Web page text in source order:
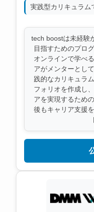
実践型カリキュラム
tech boostは未経験
目指すためのプロ
オンラインで学べ
アがメンターとし
践的なカリキュラ
フォリオを作成し
アを実現するため
後もキャリア支援